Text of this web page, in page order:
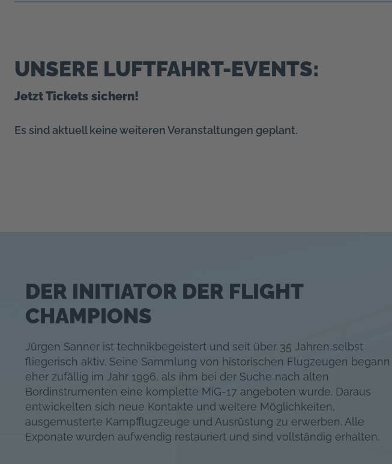
UNSERE LUFTFAHRT-EVENTS:
Jetzt Tickets sichern!
Es sind aktuell keine weiteren Veranstaltungen geplant.
DER INITIATOR DER FLIGHT
CHAMPIONS
Jürgen Sanner ist technikbegeistert und seit über 35 Jahren selbst
fliegerisch aktiv. Seine Sammlung von historischen Flugzeugen begann
eher zufällig im Jahr 1996, als ihm bei der Suche nach alten
Bordinstrumenten eine komplette MiG-17 angeboten wurde. Daraus
entwickelten sich neue Kontakte und weitere Möglichkeiten,
ausgemusterte Kampfflugzeuge und Ausrüstung zu erwerben. Alle
Exponate wurden aufwendig restauriert und sind vollständig erhalten.